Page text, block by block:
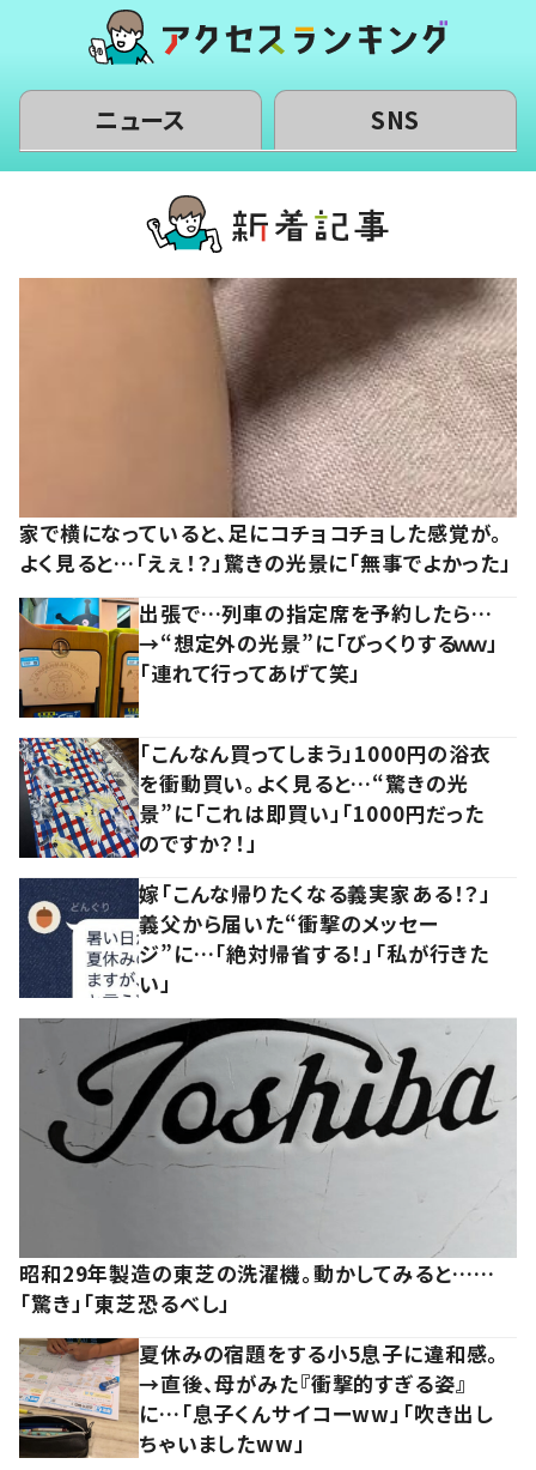
ニュース SNS
家で横になっていると、足にコチョコチョした感覚が。
よく見ると…「えぇ！？」驚きの光景に「無事でよかった」
出張で…列車の指定席を予約したら…
→“想定外の光景”に「びっくりするｗｗ」
「連れて行ってあげて笑」
「こんなん買ってしまう」1000円の浴衣
を衝動買い。よく見ると…“驚きの光
景”に「これは即買い」「1000円だった
のですか？！」
嫁「こんな帰りたくなる義実家ある！？」
義父から届いた“衝撃のメッセー
ジ”に…「絶対帰省する！」「私が行きた
い」
昭和29年製造の東芝の洗濯機。動かしてみると……
「驚き」「東芝恐るべし」
夏休みの宿題をする小5息子に違和感。
→直後、母がみた『衝撃的すぎる姿』
に…「息子くんサイコーww」「吹き出し
ちゃいましたww」